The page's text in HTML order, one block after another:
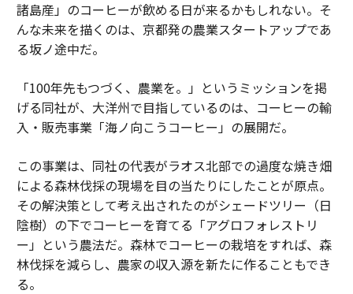
諸島産」のコーヒーが飲める日が来るかもしれない。そ
んな未来を描くのは、京都発の農業スタートアップであ
る坂ノ途中だ。
「100年先もつづく、農業を。」というミッションを掲
げる同社が、大洋州で目指しているのは、コーヒーの輸
入・販売事業「海ノ向こうコーヒー」の展開だ。
この事業は、同社の代表がラオス北部での過度な焼き畑
による森林伐採の現場を目の当たりにしたことが原点。
その解決策として考え出されたのがシェードツリー（日
陰樹）の下でコーヒーを育てる「アグロフォレストリ
ー」という農法だ。森林でコーヒーの栽培をすれば、森
林伐採を減らし、農家の収入源を新たに作ることもでき
る。